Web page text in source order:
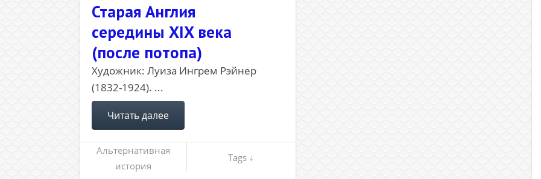
Старая Англия
середины XIX века
(после потопа)
Художник: Луиза Ингрем Рэйнер
(1832-1924). ...
Читать далее
Альтернативная
история
Tags ↓